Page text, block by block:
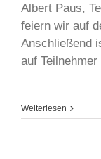
Albert Paus,
feiern wir auf
Anschließend
auf
Weiterlesen